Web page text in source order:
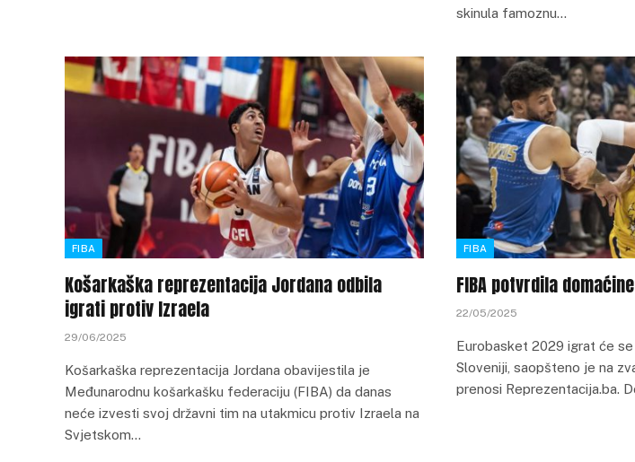
skinula famoznu…
FIBA
Košarkaška reprezentacija Jordana odbila
igrati protiv Izraela
29/06/2025
Košarkaška reprezentacija Jordana obavijestila je
Međunarodnu košarkašku federaciju (FIBA) da danas
neće izvesti svoj državni tim na utakmicu protiv Izraela na
Svjetskom…
FIBA
FIBA potvrdila
22/05/2025
Eurobasket 2029 igrat će
Sloveniji, saopšteno je na
prenosi Reprezentacija.ba.